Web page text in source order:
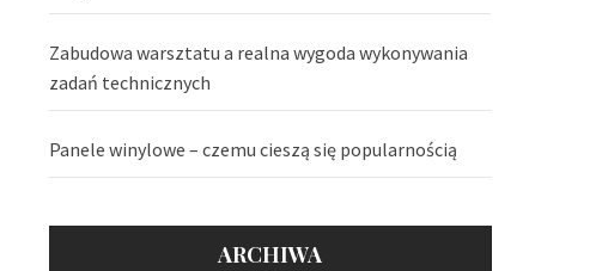
Zabudowa warsztatu a realna wygoda wykonywania
zadań technicznych
Panele winylowe – czemu cieszą się popularnością
ARCHIWA